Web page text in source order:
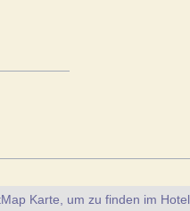
Karte, um zu finden im Hotel